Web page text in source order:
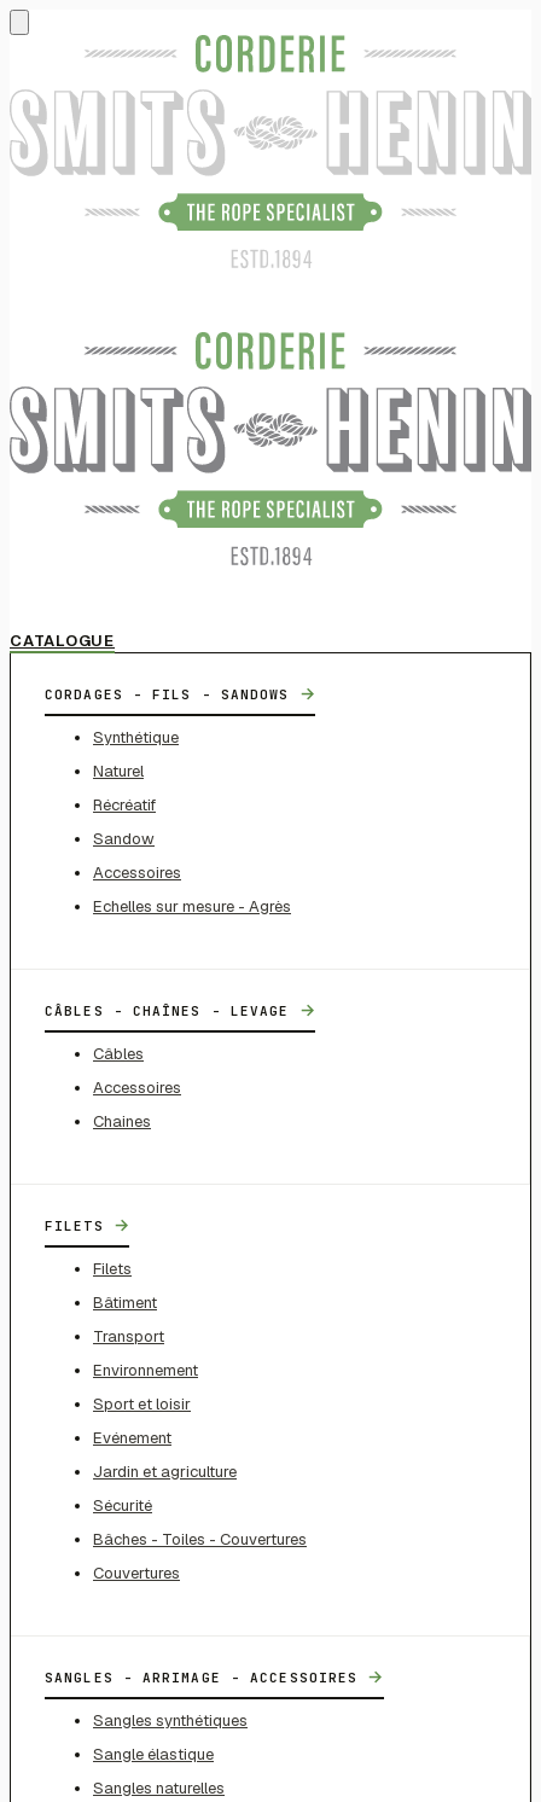
CATALOGUE
CORDAGES - FILS - SANDOWS →
Synthétique
Naturel
Récréatif
Sandow
Accessoires
Echelles sur mesure - Agrès
CÂBLES - CHAÎNES - LEVAGE →
Câbles
Accessoires
Chaines
FILETS →
Filets
Bâtiment
Transport
Environnement
Sport et loisir
Evénement
Jardin et agriculture
Sécurité
Bâches - Toiles - Couvertures
Couvertures
SANGLES - ARRIMAGE - ACCESSOIRES →
Sangles synthétiques
Sangle élastique
Sangles naturelles